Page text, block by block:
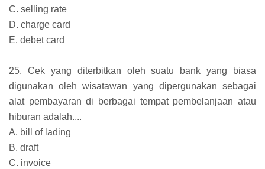
C. selling rate
D. charge card
E. debet card
25. Cek yang diterbitkan oleh suatu bank yang biasa
digunakan oleh wisatawan yang dipergunakan sebagai
alat pembayaran di berbagai tempat pembelanjaan atau
hiburan adalah....
A. bill of lading
B. draft
C. invoice